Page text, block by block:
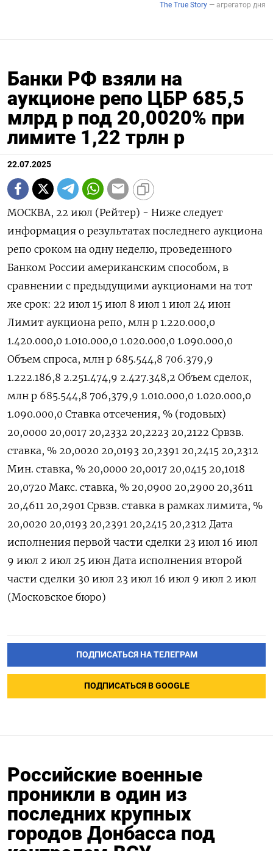
Банки РФ взяли на
аукционе репо ЦБР 685,5
млрд р под 20,0020% при
лимите 1,22 трлн р
22.07.2025
МОСКВА, 22 июл (Рейтер) - Ниже следует
информация о результатах последнего аукциона
репо сроком на одну неделю, проведенного
Банком России американским способом, в
сравнении с предыдущими аукционами на тот
же срок: 22 июл 15 июл 8 июл 1 июл 24 июн
Лимит аукциона репо, млн р 1.220.000,0
1.420.000,0 1.010.000,0 1.020.000,0 1.090.000,0
Объем спроса, млн р 685.544,8 706.379,9
1.222.186,8 2.251.474,9 2.427.348,2 Объем сделок,
млн р 685.544,8 706,379,9 1.010.000,0 1.020.000,0
1.090.000,0 Ставка отсечения, % (годовых)
20,0000 20,0017 20,2332 20,2223 20,2122 Срвзв.
ставка, % 20,0020 20,0193 20,2391 20,2415 20,2312
Мин. ставка, % 20,0000 20,0017 20,0415 20,1018
20,0720 Макс. ставка, % 20,0900 20,2900 20,3611
20,4611 20,2901 Срвзв. ставка в рамках лимита, %
20,0020 20,0193 20,2391 20,2415 20,2312 Дата
исполнения первой части сделки 23 июл 16 июл
9 июл 2 июл 25 июн Дата исполнения второй
части сделки 30 июл 23 июл 16 июл 9 июл 2 июл
(Московское бюро)
ПОДПИСАТЬСЯ НА ТЕЛЕГРАМ
ПОДПИСАТЬСЯ В GOOGLE
Российские военные
проникли в один из
последних крупных
городов Донбасса под